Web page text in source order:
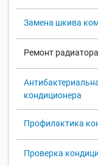
Замена шкива
Ремонт
кондиционера
Профилактика
Проверка